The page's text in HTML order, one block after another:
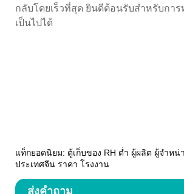
กลับโดยเร็วที่สุด ยินดีต้อนรับสำหรับกา
เป็นไปได้
แท็กยอดนิยม: ตู้เก็บของ RH ต่ำ ผู้ผลิต ผู้จำหน่
ประเทศจีน ราคา โรงงาน
ส่งคำถาม